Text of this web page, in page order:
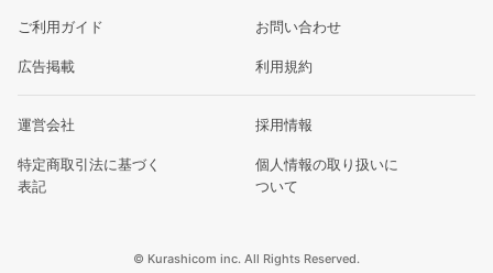
ご利用ガイド お問い合わせ
広告掲載 利用規約
運営会社 採用情報
特定商取引法に基づく
表記
個人情報の取り扱いに
ついて
© Kurashicom inc. All Rights Reserved.